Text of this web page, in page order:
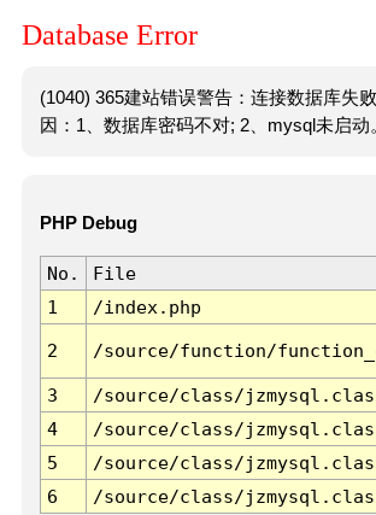
Database Error
(1040) 365建站错误警告：连接数据库失
因：1、数据库密码不对; 2、mysql未启动
PHP Debug
No. File
1
/index.php
2 /source/function/
3 /source/class/
4
/source/class/
5
/source/class/
6
/source/class/